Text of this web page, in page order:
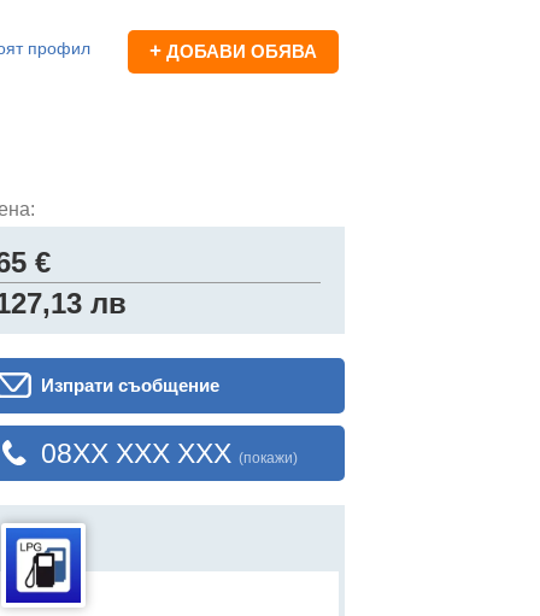
профил + ДОБАВИ ОБЯВА
€
лв
Изпрати съобщение
08XX XXX XXX (покажи)